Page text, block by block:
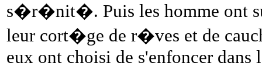
s�r�nit�. Puis les homme ont
leur cort�ge de r�ves et de
eux ont choisi de s'enfoncer dans